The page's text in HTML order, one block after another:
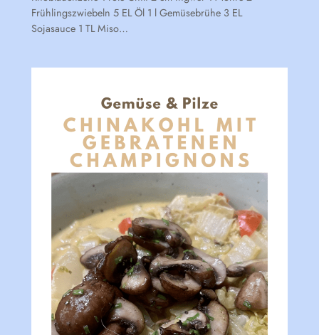
Frühlingszwiebeln 5 EL Öl 1 l Gemüsebrühe 3 EL
Sojasauce 1 TL Miso…